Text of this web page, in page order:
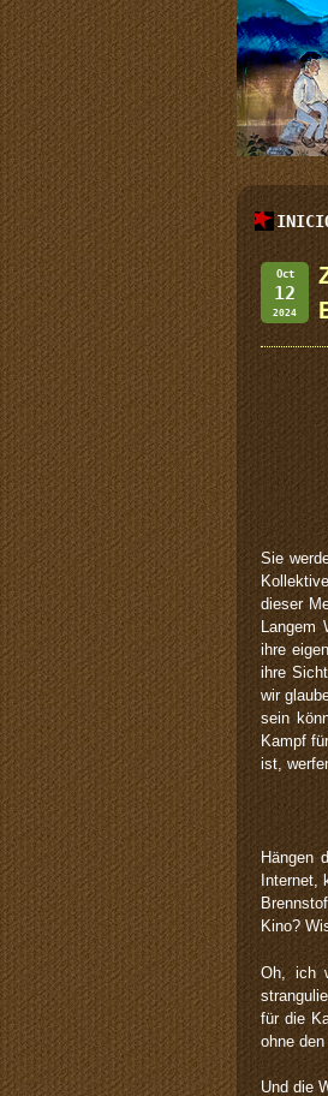
Oct
12
2024
Sie
dieser
Langem
ihre
ihre
wir
sein
Kampf
ist,
Hängen
Internet,
Kino?
Oh, ich
für die
ohne
Und die